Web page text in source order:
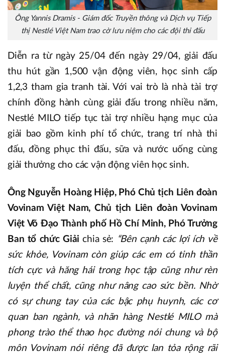
Ông Yannis Dramis - Giám đốc Truyền thông và Dịch vụ Tiếp
thị Nestlé Việt Nam trao cờ lưu niệm cho các đội thi đấu
Diễn ra từ ngày 25/04 đến ngày 29/04, giải đấu
thu hút gần 1,500 vận động viên, học sinh cấp
1,2,3 tham gia tranh tài. Với vai trò là nhà tài trợ
chính đồng hành cùng giải đấu trong nhiều năm,
Nestlé MILO tiếp tục tài trợ nhiều hạng mục của
giải bao gồm kinh phí tổ chức, trang trí nhà thi
đấu, đồng phục thi đấu, sữa và nước uống cùng
giải thưởng cho các vận động viên học sinh.
Ông Nguyễn Hoàng Hiệp, Phó Chủ tịch Liên đoàn
Vovinam Việt Nam, Chủ tịch Liên đoàn Vovinam
Việt Võ Đạo Thành phố Hồ Chí Minh, Phó Trưởng
Ban tổ chức Giảichia sẻ: “Bên cạnh các lợi ích về
sức khỏe, Vovinam còn giúp các em có tinh thần
tích cực và hăng hái trong học tập cũng như rèn
luyện thể chất, cũng như nâng cao sức bền. Nhờ
có sự chung tay của các bậc phụ huynh, các cơ
quan ban ngành, và nhãn hàng Nestlé MILO mà
phong trào thể thao học đường nói chung và bộ
môn Vovinam nói riêng đã được lan tỏa rộng rãi